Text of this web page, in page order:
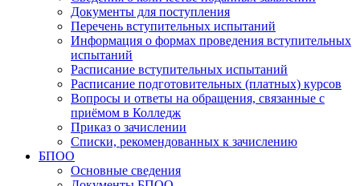
Документы для поступления
Перечень вступительных испытаний
Информация о формах проведения вступительных
испытаний
Расписание вступительных испытаний
Расписание подготовительных (платных) курсов
Вопросы и ответы на обращения, связанные с
приёмом в Колледж
Приказ о зачислении
Списки, рекомендованных к зачислению
БПОО
Основные сведения